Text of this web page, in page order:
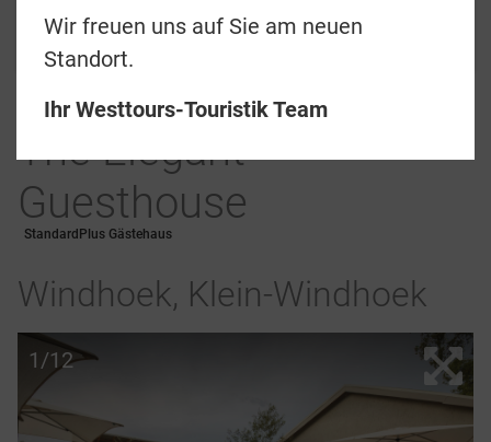
Teilen
The Elegant
Guesthouse
StandardPlus Gästehaus
Windhoek, Klein-Windhoek
1/12
Wir freuen uns auf Sie am neuen
Standort.
Ihr Westtours-Touristik Team